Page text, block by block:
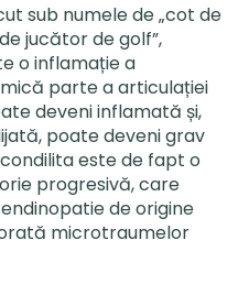
sub numele de „cot de
jucător de golf”,
o inflamație a
parte a articulației
deveni inflamată și,
poate deveni grav
este de fapt o
progresivă, care
de origine
microtraumelor